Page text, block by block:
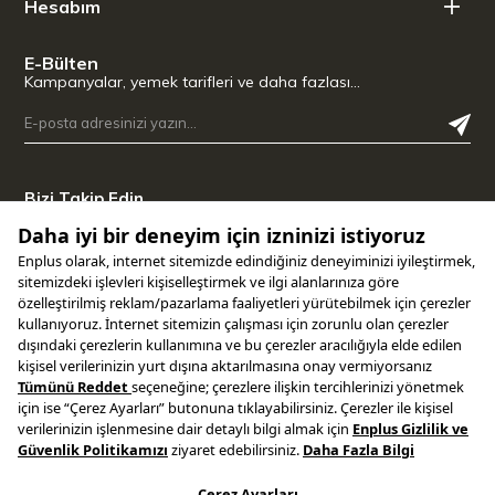
Hesabım
E-Bülten
Kampanyalar, yemek tarifleri ve daha fazlası…
Bizi Takip Edin
Uygulamamızı İndirin
Copyright © 2025 ENPLUS | Tüm hakları saklıdır.